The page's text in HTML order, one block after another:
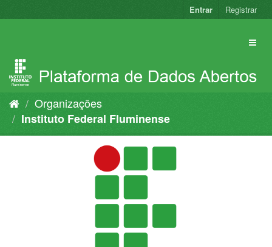
para
Entrar Registrar
Organizações
Instituto Federal Fluminense